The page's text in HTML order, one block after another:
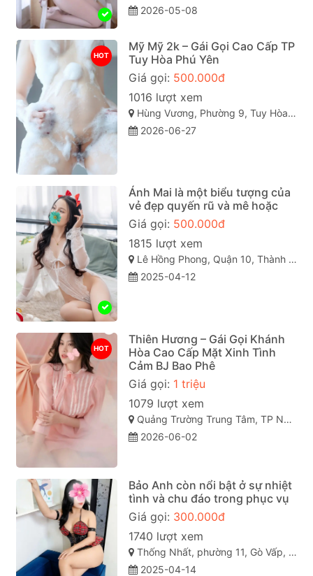
2026-05-08
HOT
Mỹ Mỹ 2k – Gái Gọi Cao Cấp TP
Tuy Hòa Phú Yên
Giá gọi: 500.000đ
1016 lượt xem
Hùng Vương, Phường 9, Tuy Hòa, Phú Yên
2026-06-27
Ánh Mai là một biểu tượng của
vẻ đẹp quyến rũ và mê hoặc
Giá gọi: 500.000đ
1815 lượt xem
Lê Hồng Phong, Quận 10, Thành phố Hồ Chí Minh
2025-04-12
HOT
Thiên Hương – Gái Gọi Khánh
Hòa Cao Cấp Mặt Xinh Tình
Cảm BJ Bao Phê
Giá gọi: 1 triệu
1079 lượt xem
Quảng Trường Trung Tâm, TP Nha Trang, Khánh Hòa
2026-06-02
Bảo Anh còn nổi bật ở sự nhiệt
tình và chu đáo trong phục vụ
Giá gọi: 300.000đ
1740 lượt xem
Thống Nhất, phường 11, Gò Vấp, Thành phố Hồ Chí Minh
2025-04-14